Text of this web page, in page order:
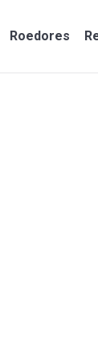
Roedores
Roedores